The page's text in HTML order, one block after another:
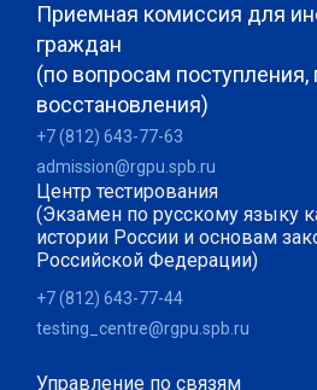
Приемная комиссия для
граждан
(по вопросам поступления,
восстановления)
+7 (812) 643-77-63
admission@rgpu.spb.ru
Центр тестирования
(Экзамен по русскому языку
истории России и основам
Российской Федерации)
+7 (812) 643-77-44
testing_centre@rgpu.spb.ru
Управление по связям